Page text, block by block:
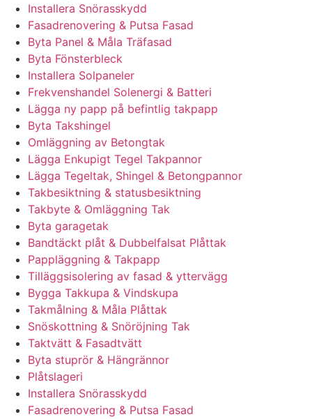
Installera Snörasskydd
Fasadrenovering & Putsa Fasad
Byta Panel & Måla Träfasad
Byta Fönsterbleck
Installera Solpaneler
Frekvenshandel Solenergi & Batteri
Lägga ny papp på befintlig takpapp
Byta Takshingel
Omläggning av Betongtak
Lägga Enkupigt Tegel Takpannor
Lägga Tegeltak, Shingel & Betongpannor
Takbesiktning & statusbesiktning
Takbyte & Omläggning Tak
Byta garagetak
Bandtäckt plåt & Dubbelfalsat Plåttak
Pappläggning & Takpapp
Tilläggsisolering av fasad & yttervägg
Bygga Takkupa & Vindskupa
Takmålning & Måla Plåttak
Snöskottning & Snöröjning Tak
Taktvätt & Fasadtvätt
Byta stuprör & Hängrännor
Plåtslageri
Installera Snörasskydd
Fasadrenovering & Putsa Fasad